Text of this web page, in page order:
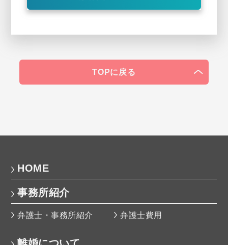
TOPに戻る
HOME
事務所紹介
弁護士・事務所紹介 弁護士費用